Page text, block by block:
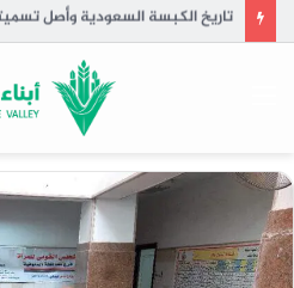
تاريخ الكبسة السعودية وأصل